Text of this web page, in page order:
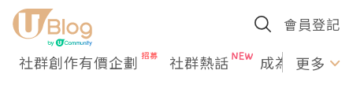
會員登記
社群創作有價企劃 社群熱話 成為U更多